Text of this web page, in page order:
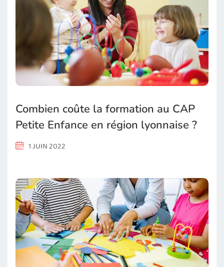
Combien coûte la formation au CAP
Petite Enfance en région lyonnaise ?
1 JUIN 2022